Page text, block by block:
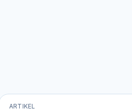
ARTIKEL